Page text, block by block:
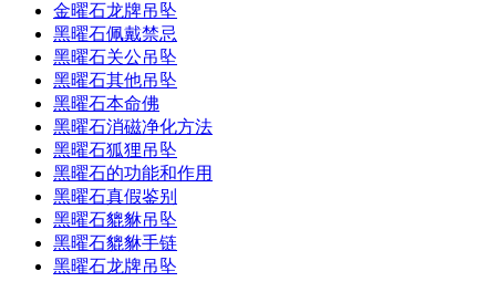
金曜石龙牌吊坠
黑曜石佩戴禁忌
黑曜石关公吊坠
黑曜石其他吊坠
黑曜石本命佛
黑曜石消磁净化方法
黑曜石狐狸吊坠
黑曜石的功能和作用
黑曜石真假鉴别
黑曜石貔貅吊坠
黑曜石貔貅手链
黑曜石龙牌吊坠